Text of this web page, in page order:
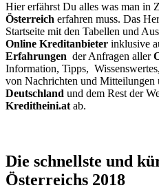
Hier erfährst Du alles was man in
Österreich erfahren muss. Das
Startseite mit den Tabellen und
Online Kreditanbieter inklusive
Erfahrungen der Anfragen aller
Information, Tipps,
von Nachrichten und Mitteilungen
Deutschland und dem Rest der
Kreditheini.at ab.
Die schnellste und
Österreichs 2018